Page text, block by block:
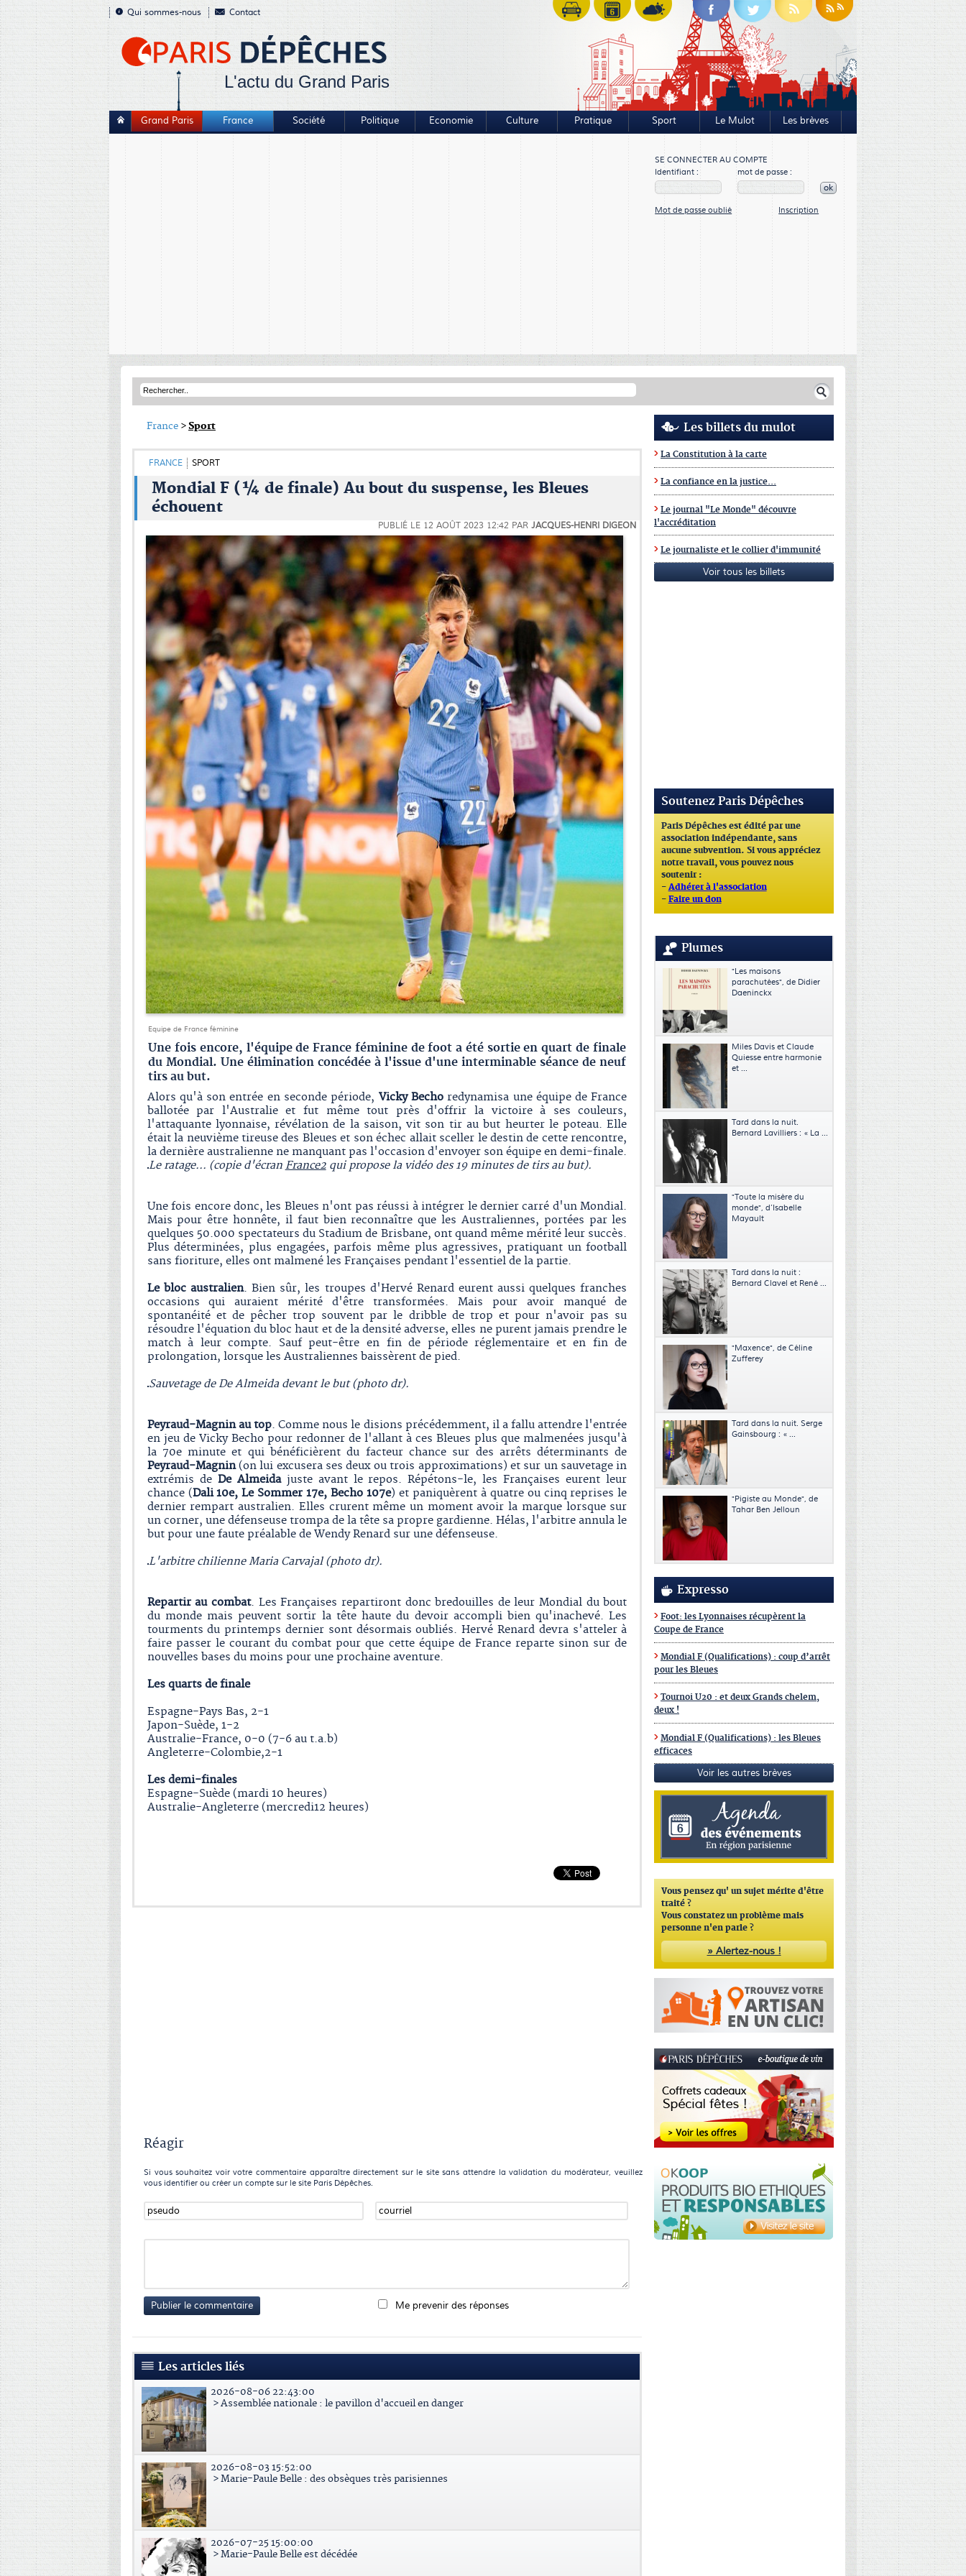
Qui sommes-nous Contact
L'actu du Grand Paris
Grand Paris France Société Politique Economie Culture Pratique Sport Le Mulot Les brèves
SE CONNECTER AU COMPTE
Identifiant :
mot de passe :
ok
Mot de passe oublié Inscription
France >Sport
FRANCE SPORT
Mondial F (¼ de finale) Au bout du suspense, les Bleues
échouent
PUBLIÉ LE 12 AOÛT 2023 12:42 PAR JACQUES-HENRI DIGEON
Equipe de France féminine
Une fois encore, l'équipe de France féminine de foot a été sortie en quart de finale
du Mondial. Une élimination concédée à l'issue d'une interminable séance de neuf
tirs au but.
Alors qu'à son entrée en seconde période, Vicky Bechoredynamisa une équipe de France
ballotée par l'Australie et fut même tout près d'offrir la victoire à ses couleurs,
l'attaquante lyonnaise, révélation de la saison, vit son tir au but heurter le poteau. Elle
était la neuvième tireuse des Bleues et son échec allait sceller le destin de cette rencontre,
la dernière australienne ne manquant pas l'occasion d'envoyer son équipe en demi-finale.
Le ratage... (copie d'écran France2qui propose la vidéo des 19 minutes de tirs au but).
Une fois encore donc, les Bleues n'ont pas réussi à intégrer le dernier carré d'un Mondial.
Mais pour être honnête, il faut bien reconnaître que les Australiennes, portées par les
quelques 50.000 spectateurs du Stadium de Brisbane, ont quand même mérité leur succès.
Plus déterminées, plus engagées, parfois même plus agressives, pratiquant un football
sans fioriture, elles ont malmené les Françaises pendant l'essentiel de la partie.
Le bloc australien. Bien sûr, les troupes d'Hervé Renard eurent aussi quelques franches
occasions qui auraient mérité d'être transformées. Mais pour avoir manqué de
spontanéité et de pêcher trop souvent par le dribble de trop et pour n'avoir pas su
résoudre l'équation du bloc haut et de la densité adverse, elles ne purent jamais prendre le
match à leur compte. Sauf peut-être en fin de période réglementaire et en fin de
prolongation, lorsque les Australiennes baissèrent de pied.
Sauvetage de De Almeida devant le but (photo dr).
Peyraud-Magnin au top. Comme nous le disions précédemment, il a fallu attendre l'entrée
en jeu de Vicky Becho pour redonner de l'allant à ces Bleues plus que malmenées jusqu'à
la 70e minute et qui bénéficièrent du facteur chance sur des arrêts déterminants de
Peyraud-Magnin(on lui excusera ses deux ou trois approximations) et sur un sauvetage in
extrémis de De Almeidajuste avant le repos. Répétons-le, les Françaises eurent leur
chance (Dali 10e, Le Sommer 17e, Becho 107e) et paniquèrent à quatre ou cinq reprises le
dernier rempart australien. Elles crurent même un moment avoir la marque lorsque sur
un corner, une défenseuse trompa de la tête sa propre gardienne. Hélas, l'arbitre annula le
but pour une faute préalable de Wendy Renard sur une défenseuse.
L'arbitre chilienne Maria Carvajal (photo dr).
Repartir au combat. Les Françaises repartiront donc bredouilles de leur Mondial du bout
du monde mais peuvent sortir la tête haute du devoir accompli bien qu'inachevé. Les
tourments du printemps dernier sont désormais oubliés. Hervé Renard devra s'atteler à
faire passer le courant du combat pour que cette équipe de France reparte sinon sur de
nouvelles bases du moins pour une prochaine aventure.
Les quarts de finale
Espagne-Pays Bas, 2-1
Japon-Suède, 1-2
Australie-France, 0-0 (7-6 au t.a.b)
Angleterre-Colombie,2-1
Les demi-finales
Espagne-Suède (mardi 10 heures)
Australie-Angleterre (mercredi12 heures)
Réagir
Si vous souhaitez voir votre commentaire apparaître directement sur le site sans attendre la validation du modérateur, veuillez
vous identifier ou créer un compte sur le site Paris Dépêches.
Publier le commentaire Me prevenir des réponses
Les articles liés
2026-08-06 22:43:00
> Assemblée nationale : le pavillon d'accueil en danger
2026-08-03 15:52:00
> Marie-Paule Belle : des obsèques très parisiennes
2026-07-25 15:00:00
> Marie-Paule Belle est décédée
Les billets du mulot
La Constitution à la carte
La confiance en la justice...
Le journal "Le Monde" découvre
l'accréditation
Le journaliste et le collier d'immunité
Voir tous les billets
Soutenez Paris Dépêches
Paris Dépêches est édité par une
association indépendante, sans
aucune subvention. Si vous appréciez
notre travail, vous pouvez nous
soutenir :
- Adhérer à l'association
- Faire un don
Plumes
"Les maisons
parachutées", de Didier
Daeninckx
Miles Davis et Claude
Quiesse entre harmonie
et ...
Tard dans la nuit.
Bernard Lavilliers : « La ...
"Toute la misère du
monde", d’Isabelle
Mayault
Tard dans la nuit :
Bernard Clavel et René ...
"Maxence", de Céline
Zufferey
Tard dans la nuit. Serge
Gainsbourg : « ...
"Pigiste au Monde", de
Tahar Ben Jelloun
Expresso
Foot: les Lyonnaises récupèrent la
Coupe de France
Mondial F (Qualifications) : coup d’arrêt
pour les Bleues
Tournoi U20 : et deux Grands chelem,
deux !
Mondial F (Qualifications) : les Bleues
efficaces
Voir les autres brèves
Vous pensez qu' un sujet mérite d'être
traité ?
Vous constatez un problème mais
personne n'en parle ?
» Alertez-nous !